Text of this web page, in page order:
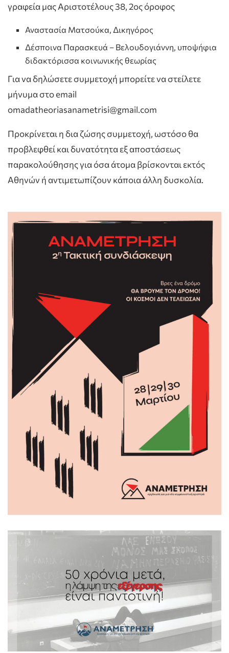
γραφεία μας Αριστοτέλους 38, 2ος όροφος
Αναστασία Ματσούκα, Δικηγόρος
Δέσποινα Παρασκευά – Βελουδογιάννη, υποψήφια
διδακτόρισσα κοινωνικής θεωρίας
Για να δηλώσετε συμμετοχή μπορείτε να στείλετε
μήνυμα στο email
omadatheoriasanametrisi@gmail.com
Προκρίνεται η δια ζώσης συμμετοχή, ωστόσο θα
προβλεφθεί και δυνατότητα εξ αποστάσεως
παρακολούθησης για όσα άτομα βρίσκονται εκτός
Αθηνών ή αντιμετωπίζουν κάποια άλλη δυσκολία.